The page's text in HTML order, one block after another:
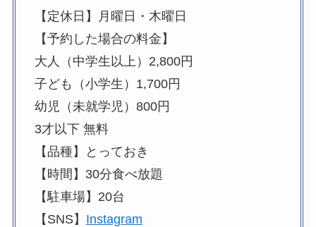
【定休日】月曜日・木曜日
【予約した場合の料金】
大人（中学生以上）2,800円
子ども（小学生）1,700円
幼児（未就学児）800円
3才以下 無料
【品種】とっておき
【時間】30分食べ放題
【駐車場】20台
【SNS】 Instagram